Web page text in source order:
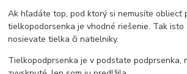
Ak hľadáte top, pod ktorý si nemusíte obliecť
tielkopodorsenka je vhodné riešenie. Tak isto
nosievate tielka či natielniky.
Tielkopodprsenka je v podstate podprsenka,